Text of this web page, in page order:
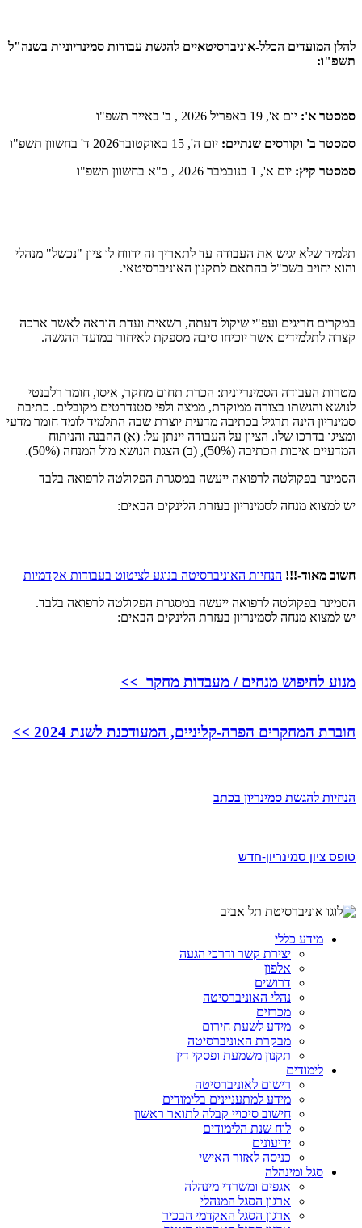
להלן המועדים הכלל-אוניברסיטאיים להגשת עבודות סמינריוניות בשנה"ל
תשפ"ו:
סמסטר א': יום א', 19 באפריל 2026 , ב' באייר תשפ"ו
סמסטר ב' וקורסים שנתיים: יום ה', 15 באוקטובר2026 ד' בחשוון תשפ"ו
סמסטר קיץ: יום א', 1 בנובמבר 2026 , כ"א בחשוון תשפ"ו
תלמיד שלא יגיש את העבודה עד לתאריך זה ידווח לו ציון "נכשל" מנהלי
והוא יחויב בשכ"ל בהתאם לתקנון האוניברסיטאי.
במקרים חריגים ועפ"י שיקול דעתה, רשאית ועדת הוראה לאשר ארכה
קצרה לתלמידים אשר יוכיחו סיבה מספקת לאיחור במועד ההגשה.
מטרות העבודה הסמינריונית: הכרת תחום מחקר, איסו, חומר רלבנטי
לנושא והגשתו בצורה ממוקדת, ממצה ולפי סטנדרטים מקובלים. כתיבת
סמינריון הינה תרגיל בכתיבה מדעית יוצרת שבה התלמיד לומד חומר מדעי
ומציגו בדרכו שלו. הציון על העבודה יינתן על: (א) ההבנה והניתוח
המדעיים איכות הכתיבה (50%), (ב) הצגת הנושא מול המנחה (50%).
הסמינר בפקולטה לרפואה ייעשה במסגרת הפקולטה לרפואה בלבד
יש למצוא מנחה לסמינריון בעזרת הלינקים הבאים:
חשוב מאוד-!!! הנחיות האוניברסיטה בנוגע לציטוט בעבודות אקדמיות
הסמינר בפקולטה לרפואה ייעשה במסגרת הפקולטה לרפואה בלבד.
יש למצוא מנחה לסמינריון בעזרת הלינקים הבאים:
מנוע לחיפוש מנחים / מעבדות מחקר >>
חוברת המחקרים הפרה-קליניים, המעודכנת לשנת 2024 >>
הנחיות להגשת סמינריון בכתב
טופס ציון סמינריון-חדש
מידע כללי
יצירת קשר ודרכי הגעה
אלפון
דרושים
נהלי האוניברסיטה
מכרזים
מידע לשעת חירום
מבקרת האוניברסיטה
תקנון משמעת ופסקי דין
לימודים
רישום לאוניברסיטה
מידע למתעניינים בלימודים
חישוב סיכויי קבלה לתואר ראשון
לוח שנת הלימודים
ידיעונים
כניסה לאזור האישי
סגל ומינהלה
אגפים ומשרדי מינהלה
ארגון הסגל המנהלי
ארגון הסגל האקדמי הבכיר